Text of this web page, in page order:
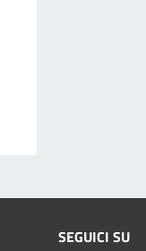
SEGUICI SU